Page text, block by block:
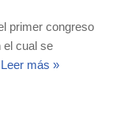
primer congreso
el cual se
Leer más »